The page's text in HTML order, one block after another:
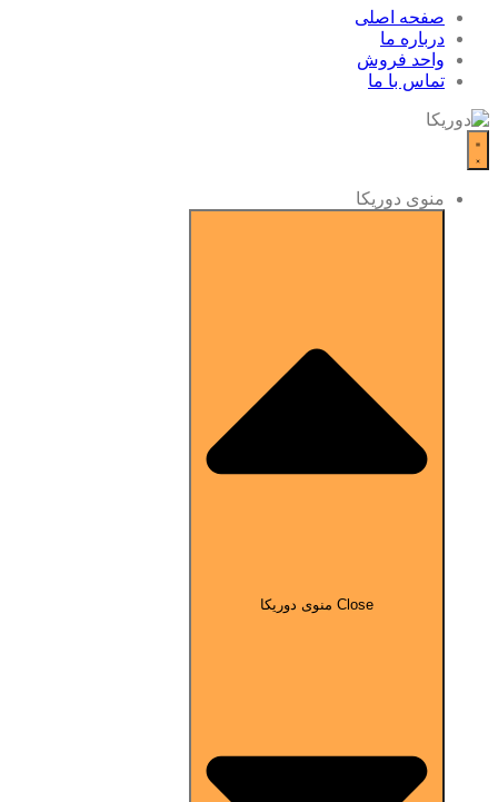
صفحه اصلی
درباره ما
واحد فروش
تماس با ما
منوی دوریکا
Close منوی دوریکا